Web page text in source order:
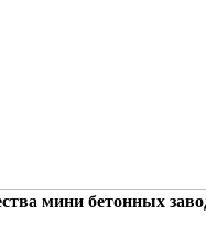
мини бетонных